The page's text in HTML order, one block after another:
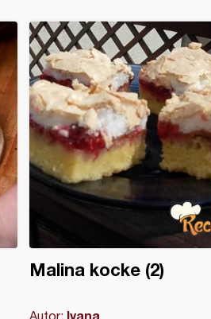
Malina kocke (2)
Autor: Ivana